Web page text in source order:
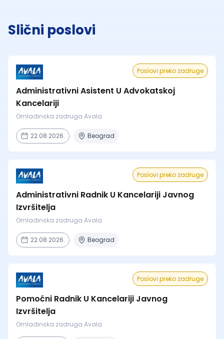
Slični poslovi
Poslovi preko zadruge
Administrativni Asistent U Advokatskoj
Kancelariji
Omladinska zadruga Avala
22.08.2026. Beograd
Poslovi preko zadruge
Administrativni Radnik U Kancelariji Javnog
Izvršitelja
Omladinska zadruga Avala
22.08.2026. Beograd
Poslovi preko zadruge
Pomoćni Radnik U Kancelariji Javnog
Izvršitelja
Omladinska zadruga Avala